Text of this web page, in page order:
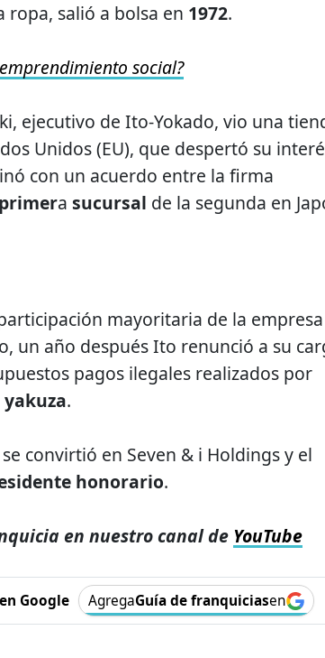
ropa, salió a bolsa en 1972.
emprendimiento social?
ejecutivo de Ito-Yokado, vio una
Unidos (EU), que despertó su
con un acuerdo entre la firma
a sucursal de la segunda en
mayoritaria de la
un año después Ito renunció a su
pagos ilegales realizados por
yakuza.
convirtió en Seven & i Holdings y el
honorario.
en nuestro canal de YouTube
Google AgregaGuía de franquiciasen